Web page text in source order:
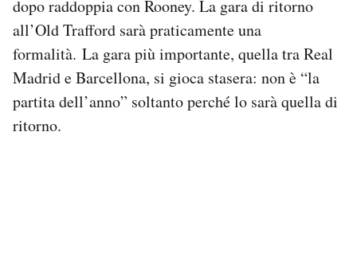
dopo raddoppia con Rooney. La gara di ritorno
all’Old Trafford sarà praticamente una
formalità. La gara più importante, quella tra Real
Madrid e Barcellona, si gioca stasera: non è “la
partita dell’anno” soltanto perché lo sarà quella di
ritorno.